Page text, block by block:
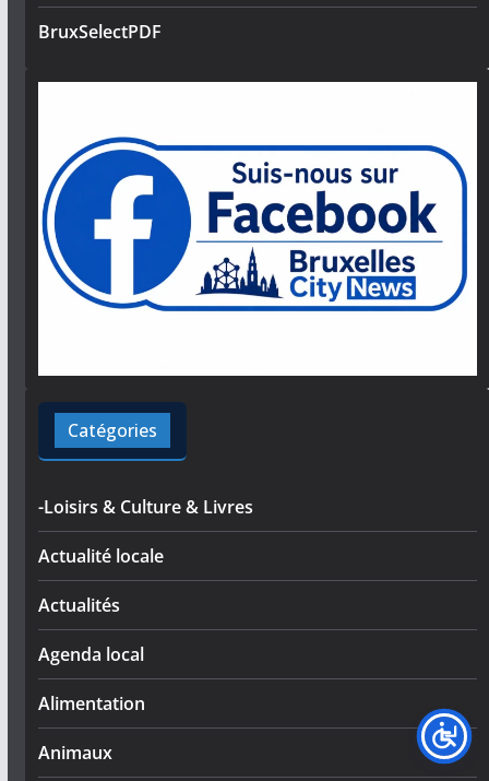
BruxSelectPDF
Catégories
-Loisirs & Culture & Livres
Actualité locale
Actualités
Agenda local
Alimentation
Animaux